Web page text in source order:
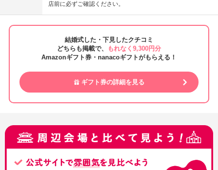
店前に必ずご確認ください。
結婚式した・下見したクチコミ
どちらも掲載で、
もれなく9,300円分
Amazonギフト券・nanacoギフトがもらえる！
ギフト券の詳細を見る